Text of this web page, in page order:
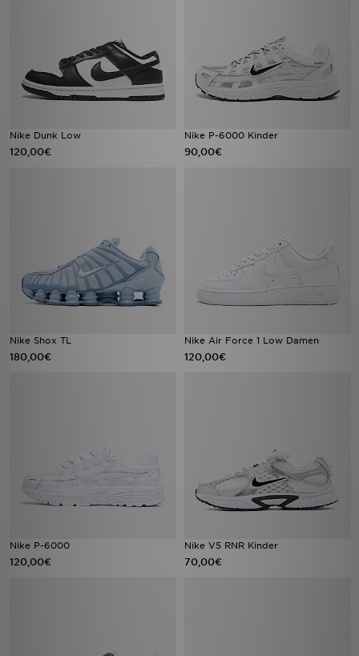
Nike Dunk Low
120,00€
Nike P-6000 Kinder
90,00€
Nike Shox TL
180,00€
Nike Air Force 1 Low Damen
120,00€
Nike P-6000
120,00€
Nike V5 RNR Kinder
70,00€